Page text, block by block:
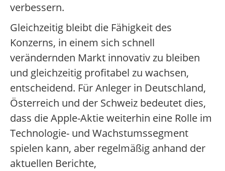
verbessern.
Gleichzeitig bleibt die Fähigkeit des
Konzerns, in einem sich schnell
verändernden Markt innovativ zu bleiben
und gleichzeitig profitabel zu wachsen,
entscheidend. Für Anleger in Deutschland,
Österreich und der Schweiz bedeutet dies,
dass die Apple-Aktie weiterhin eine Rolle im
Technologie- und Wachstumssegment
spielen kann, aber regelmäßig anhand der
aktuellen Berichte,